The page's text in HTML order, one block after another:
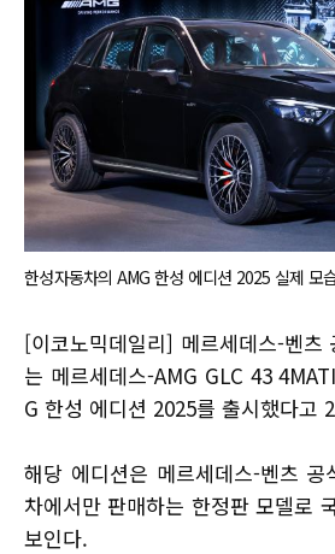
한성자동차의 AMG 한성 에디션 2025 실제 모
[이코노믹데일리] 메르세데스-벤츠
는 메르세데스-AMG GLC 43
G 한성 에디션 2025를 출시했다고
해당 에디션은 메르세데스-벤츠 공
차에서만 판매하는 한정판 모델로
보인다.